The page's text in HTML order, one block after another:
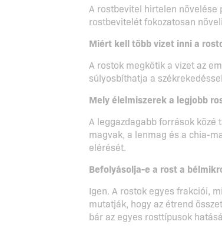
A rostbevitel hirtelen növelése
rostbevitelét fokozatosan
Miért kell több vizet inni a
A rostok megkötik a vizet az
súlyosbíthatja a
Mely élelmiszerek a legjobb
A leggazdagabb források közé
magvak, a lenmag és a chia-
elérését.
Befolyásolja-e a rost a
Igen. A rostok egyes frakciói,
mutatják, hogy az étrend
bár az egyes rosttípusok